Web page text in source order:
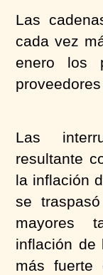
Las
cada vez
enero los
Las
resultante
la inflación
se
mayores
inflación de
más